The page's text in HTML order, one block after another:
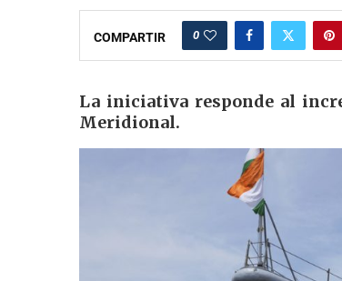
COMPARTIR 0
La iniciativa responde al
Meridional.